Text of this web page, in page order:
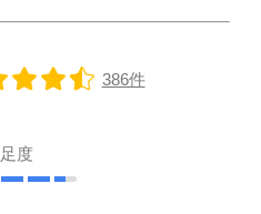
386件
度